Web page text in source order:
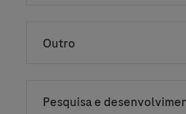
Outro
Pesquisa e